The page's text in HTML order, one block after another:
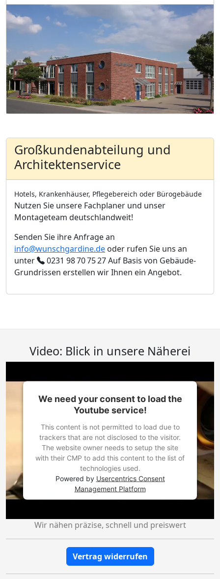
Großkundenabteilung und
Architektenservice
Hotels, Krankenhäuser, Pflegebereich oder Bürogebäude
Nutzen Sie unsere Fachplaner und unser
Montageteam deutschlandweit!
Senden Sie ihre Anfrage an
info@wunschgardine.de oder rufen Sie uns an
unter
0231 98 70 75 27Auf Basis von Gebäude-
Grundrissen erstellen wir Ihnen ein Angebot.
Video: Blick in unsere Näherei
We need your consent to load the
Youtube service!
This content is not permitted to load due to
trackers that are not disclosed to the visitor.
The website owner needs to setup the site
with their CMP to add this content to the list of
technologies used.
Powered by Usercentrics Consent
Management Platform
Wir nähen präzise, schnell und preiswert
Vertrag widerrufen